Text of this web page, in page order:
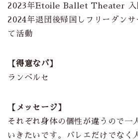
2023年Etoile Ballet Theater 入
2024年退団後帰国しフリーダンサ
て活動
【得意なパ】
ランベルセ
【メッセージ】
それぞれ身体の個性が違うので一
いきたいです。バレエだけでなく